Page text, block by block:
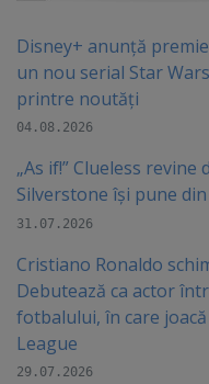
Disney+ anunță
un nou serial Star
printre noutăți
04.08.2026
„As if!” Clueless revine
Silverstone își pune
31.07.2026
Cristiano Ronaldo
Debutează ca actor
fotbalului, în care
League
29.07.2026